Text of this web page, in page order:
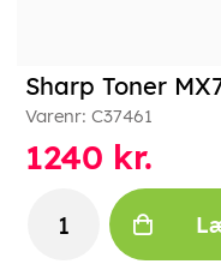
Sharp Toner
Varenr: C37461
1240 kr.